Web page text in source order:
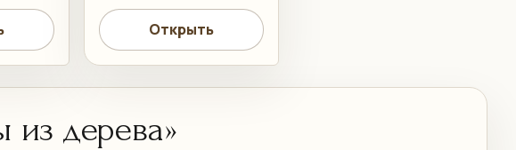
Открыть
из дерева»